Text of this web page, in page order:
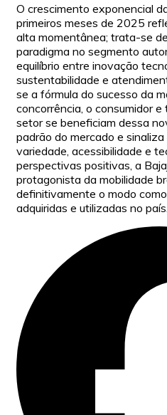
O crescimento exponencial
primeiros meses de 2025
alta momentânea; trata-se
paradigma no segmento
equilíbrio entre inovação
sustentabilidade e
se a fórmula do sucesso da
concorrência, o consumidor
setor se beneficiam dessa
padrão do mercado e
variedade, acessibilidade e
perspectivas positivas, a
protagonista da mobilidade
definitivamente o modo
adquiridas e utilizadas no país.